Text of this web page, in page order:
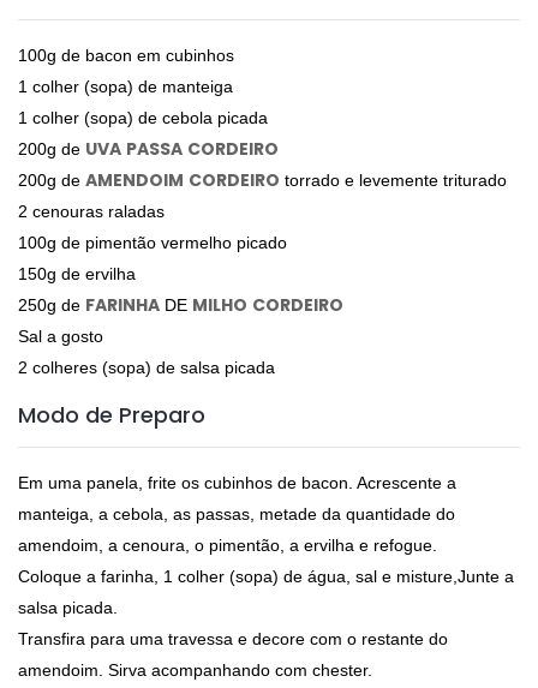
100g de bacon em cubinhos
1 colher (sopa) de manteiga
1 colher (sopa) de cebola picada
200g de UVA PASSA CORDEIRO
200g de AMENDOIM CORDEIRO torrado e levemente triturado
2 cenouras raladas
100g de pimentão vermelho picado
150g de ervilha
250g de FARINHA DE MILHO CORDEIRO
Sal a gosto
2 colheres (sopa) de salsa picada
Modo de Preparo
Em uma panela, frite os cubinhos de bacon. Acrescente a
manteiga, a cebola, as passas, metade da quantidade do
amendoim, a cenoura, o pimentão, a ervilha e refogue.
Coloque a farinha, 1 colher (sopa) de água, sal e misture,Junte a
salsa picada.
Transfira para uma travessa e decore com o restante do
amendoim. Sirva acompanhando com chester.